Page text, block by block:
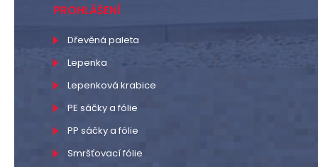
PROHLÁŠENÍ
Dřevěná paleta
Lepenka
Lepenková krabice
PE sáčky a fólie
PP sáčky a fólie
Smršťovací fólie